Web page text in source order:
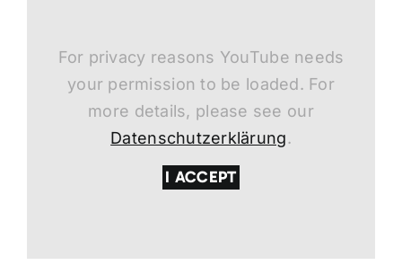
For privacy reasons YouTube needs
your permission to be loaded. For
more details, please see our
Datenschutzerklärung.
I ACCEPT